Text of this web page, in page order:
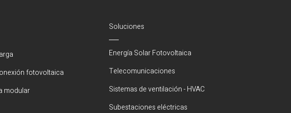
fotovoltaica
modular
Soluciones
Energía Solar Fotovoltaica
Telecomunicaciones
Sistemas de ventilación - HVAC
Subestaciones eléctricas